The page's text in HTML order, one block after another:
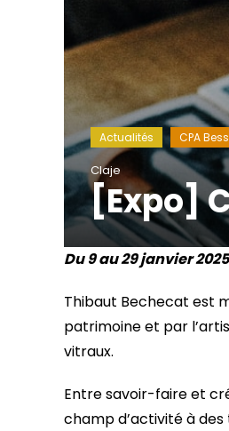
Actualités CPA
Claje
[Expo]
Du 9 au 29 janvier
Thibaut Bechecat est
patrimoine et par
vitraux.
Entre savoir-faire et
champ d’activité à